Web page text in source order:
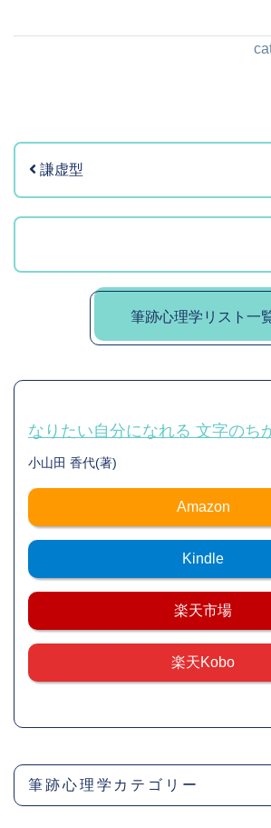
謙虚型
筆跡心理学リスト一
なりたい自分になれる 文字のち
小山田 香代(著)
Amazon
Kindle
楽天市場
楽天Kobo
筆跡心理学 カテゴリー